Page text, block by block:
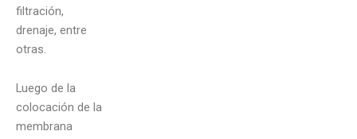
filtración,
drenaje, entre
otras.
Luego de la
colocación de la
membrana